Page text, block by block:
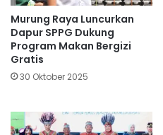
Murung Raya Luncurkan
Dapur SPPG Dukung
Program Makan Bergizi
Gratis
30 Oktober 2025